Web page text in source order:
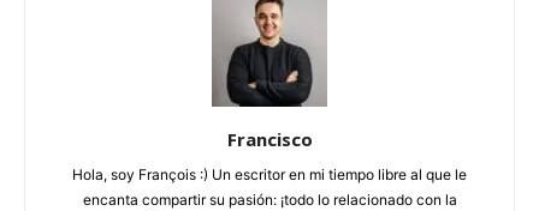
Francisco
Hola, soy François :) Un escritor en mi tiempo libre al que le
encanta compartir su pasión: ¡todo lo relacionado con la